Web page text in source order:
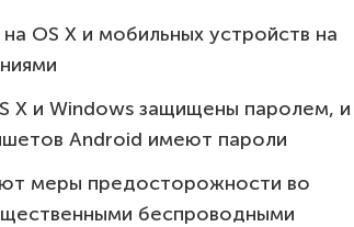
OS X и мобильных устройств на
X и Windows защищены паролем, и
Android имеют пароли
меры предосторожности во
беспроводными